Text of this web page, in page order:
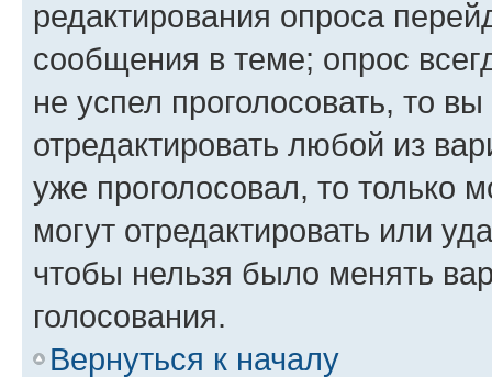
редактирования опроса
сообщения в теме; опрос
не успел проголосовать, то
отредактировать любой из
уже проголосовал, то только
могут отредактировать или
чтобы нельзя было менять
голосования.
Вернуться к началу